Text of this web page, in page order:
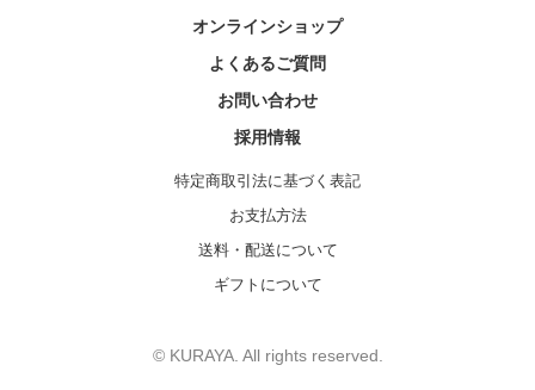
オンラインショップ
よくあるご質問
お問い合わせ
採用情報
特定商取引法に基づく表記
お支払方法
送料・配送について
ギフトについて
© KURAYA. All rights reserved.